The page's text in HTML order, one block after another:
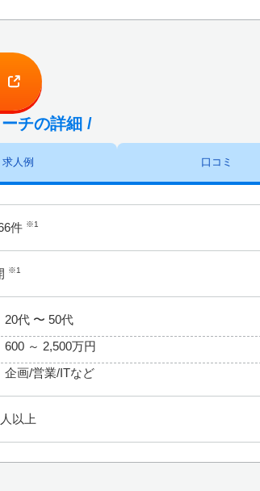
チの詳細 /
求人例 口コミ
件 ※1
※1
20代 〜 50代
600 ～ 2,500万円
企画/営業/ITなど
以上